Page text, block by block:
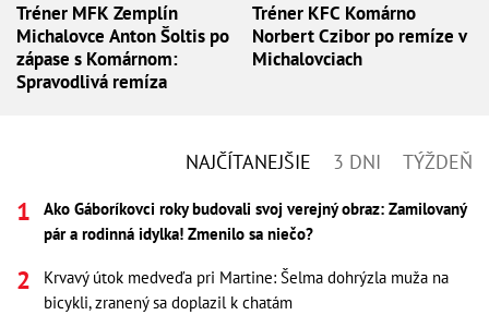
Tréner MFK Zemplín
Michalovce Anton Šoltis po
zápase s Komárnom:
Spravodlivá remíza
Tréner KFC Komárno
Norbert Czibor po remíze v
Michalovciach
NAJČÍTANEJŠIE 3 DNI TÝŽDEŇ
Ako Gáboríkovci roky budovali svoj verejný obraz: Zamilovaný
pár a rodinná idylka! Zmenilo sa niečo?
Krvavý útok medveďa pri Martine: Šelma dohrýzla muža na
bicykli, zranený sa doplazil k chatám